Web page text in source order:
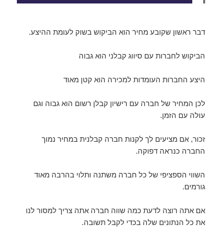
דבר ראשון שקובע מחיר הוא הביקוש בשוק לעומת ההיצע.
הביקוש לחברות עם סיווג קבלני הוא גבוה
היצע החברות העומדות למכירה הוא קטן מאוד
לכן המחיר של חברה עם רישיון קבלן רשום הוא גבוה וגם
עולה עם הזמן.
זכור, אם מציעים לך לקנות חברה קבלנית במחיר נמוך
החברה כנראה דפוקה.
השווי הספציפי של כל חברה משתנה ותלוי בהרבה מאוד
גורמים.
אם אתה רוצה לדעת כמה שווה חברה אתה צריך למסור לנו
את כל הנתונים שלה בכדי לקבל תשובה.